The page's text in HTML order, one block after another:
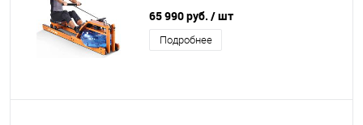
65 990 руб. / шт
Подробнее